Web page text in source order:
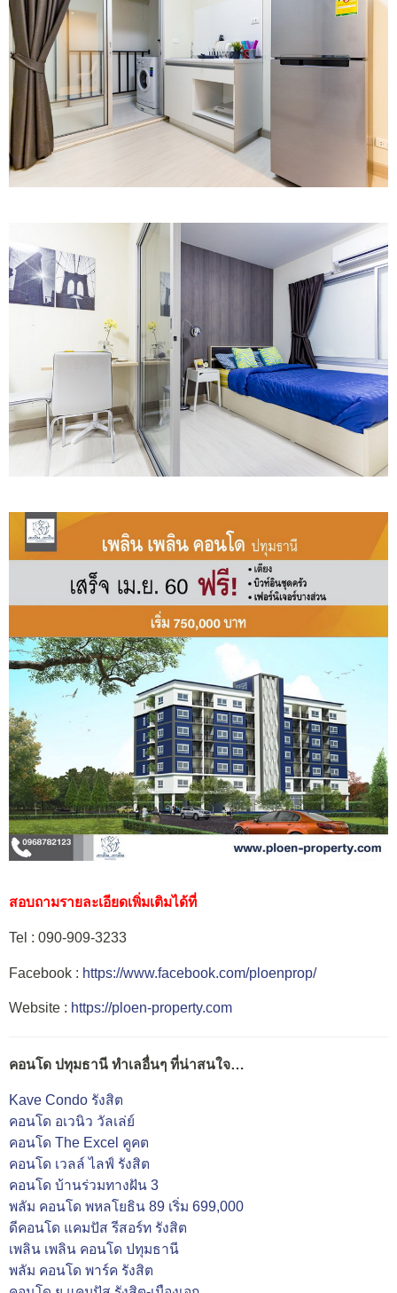
สอบถามรายละเอียดเพิ่มเติมได้ที่
Tel : 090-909-3233
Facebook : https://www.facebook.com/ploenprop/
Website : https://ploen-property.com
คอนโด ปทุมธานี ทำเลอื่นๆ ที่น่าสนใจ…
Kave Condo รังสิต
คอนโด อเวนิว วัลเล่ย์
คอนโด The Excel คูคต
คอนโด เวลล์ ไลฟ์ รังสิต
คอนโด บ้านร่วมทางฝัน 3
พลัม คอนโด พหลโยธิน 89 เริ่ม 699,000
ดีคอนโด แคมปัส รีสอร์ท รังสิต
เพลิน เพลิน คอนโด ปทุมธานี
พลัม คอนโด พาร์ค รังสิต